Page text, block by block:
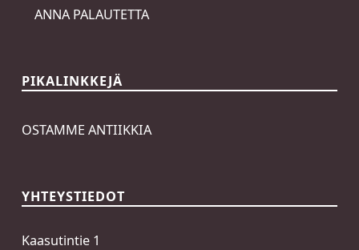
ANNA PALAUTETTA
PIKALINKKEJÄ
OSTAMME ANTIIKKIA
YHTEYSTIEDOT
Kaasutintie 1